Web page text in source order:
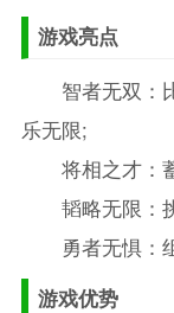
游戏亮点
智者无双：比
乐无限;
将相之才：蓄
韬略无限：挑
勇者无惧：组
游戏优势